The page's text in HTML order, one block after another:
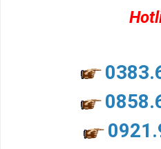
Sim Lục Quý 7 - "Sim Đẳng cấp - Số
Sim Lục Quý 9 có ý
Sim lục quý 9 gồm 6 số 9 năm